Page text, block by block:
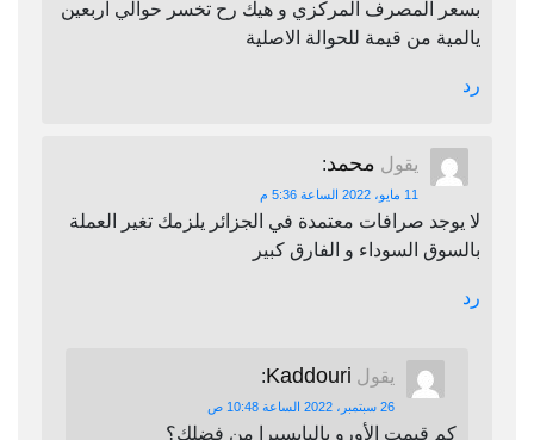
بسعر المصرف المركزي و هيك رح تخسر حوالي اربعين
يالمية من قيمة للحوالة الاصلية
رد
يقول محمد:
11 مايو، 2022 الساعة 5:36 م
لا يوجد صرافات معتمدة في الجزائر يلزمك تغير العملة
بالسوق السوداء و الفارق كبير
رد
يقول Kaddouri
:
26 سبتمبر، 2022 الساعة 10:48 ص
كم قيمت الأورو بالبايسيرا من فضلك؟